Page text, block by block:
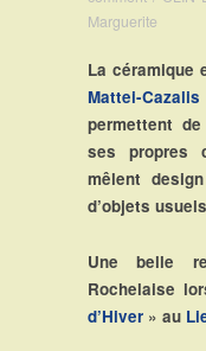
Marguerite
La céramique
Mattei-Cazalis
permettent
ses propres
mêlent
d’objets
Une belle
Rochelaise
d’Hiver » au